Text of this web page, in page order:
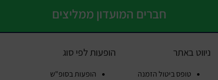
חברים המועדון ממליצים
ניווט באתר
טופס ביטול הזמנה
הופעות לפי סוג
הופעות בסופ"ש